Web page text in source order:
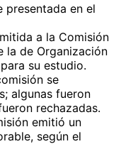
presentada en el
a la Comisión
la de Organización
su estudio.
se
algunas fueron
rechazadas.
emitió un
según el